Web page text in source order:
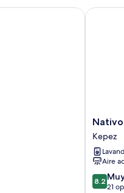
Nativo
Hotel
Kepez
Kepez
Aire
8.2
de
8.2
21
Nativo